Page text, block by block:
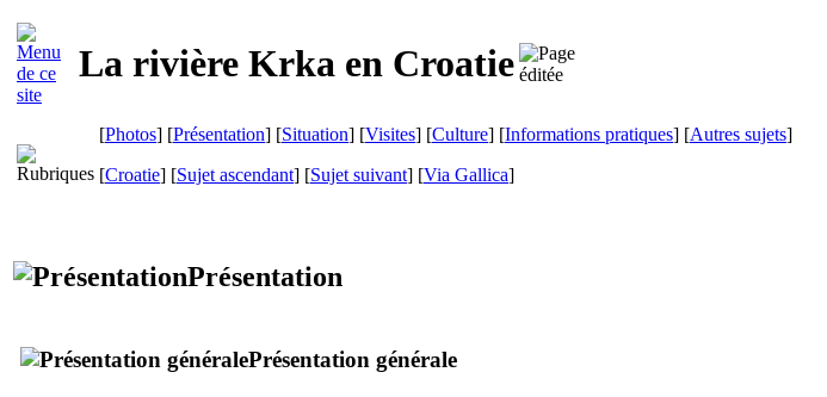
La rivière Krka en Croatie
[Photos] [Présentation] [Situation] [Visites] [Culture] [Informations pratiques] [Autres sujets]
[Croatie] [Sujet ascendant] [Sujet suivant] [Via Gallica]
Présentation
Présentation générale